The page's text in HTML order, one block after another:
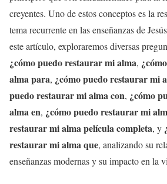
creyentes. Uno de estos conceptos es la
tema recurrente en las enseñanzas de
este artículo, exploraremos diversas
¿cómo puedo restaurar mi alma,
alma para, ¿cómo puedo restaurar mi
puedo restaurar mi alma con, ¿cómo
alma en, ¿cómo puedo restaurar mi
restaurar mi alma película completa, y
restaurar mi alma que, analizando su
enseñanzas modernas y su impacto en la